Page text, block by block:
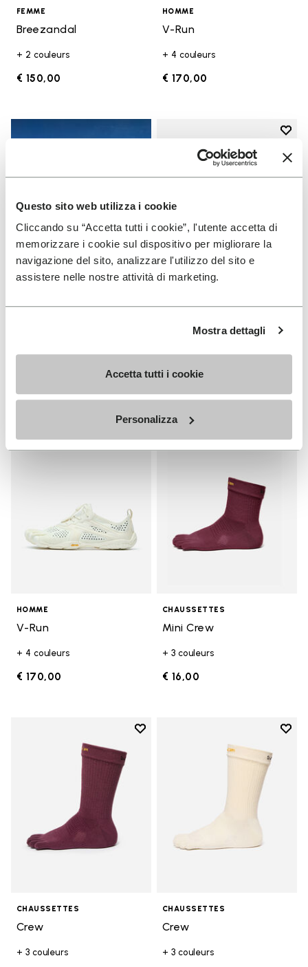
Questo sito web utilizza i cookie
Cliccando su “Accetta tutti i cookie”, l'utente accetta di
memorizzare i cookie sul dispositivo per migliorare la
navigazione del sito, analizzare l'utilizzo del sito e
assistere nelle nostre attività di marketing.
Mostra dettagli
Accetta tutti i cookie
Personalizza
FEMME
Breezandal
+ 2 couleurs
€ 150,00
HOMME
V-Run
+ 4 couleurs
€ 170,00
Add
HOMME
Breezandal
+ 3 couleurs
€ 150,00
Add to wishlist V-Run
HOMME
V-Run
+ 4 couleurs
€ 170,00
Add
CHAUSSETTES
Mini Crew
+ 3 couleurs
€ 16,00
Add to wishlist
Add to wishlist Crew
CHAUSSETTES
Crew
+ 3 couleurs
Add
CHAUSSETTES
Crew
+ 3 couleurs